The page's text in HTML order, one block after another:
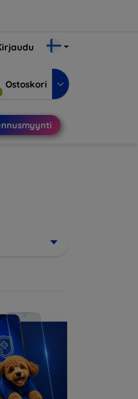
Ostoskori